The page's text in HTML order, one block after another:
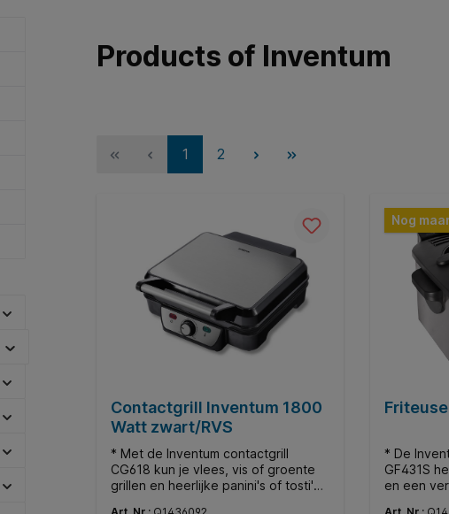
Products of Inventum
1 2
Contactgrill Inventum 1800
Watt zwart/RVS
* Met de Inventum contactgrill
CG618 kun je vlees, vis of groente
grillen en heerlijke panini's of tosti's
Nog
* De
GF431S
en een